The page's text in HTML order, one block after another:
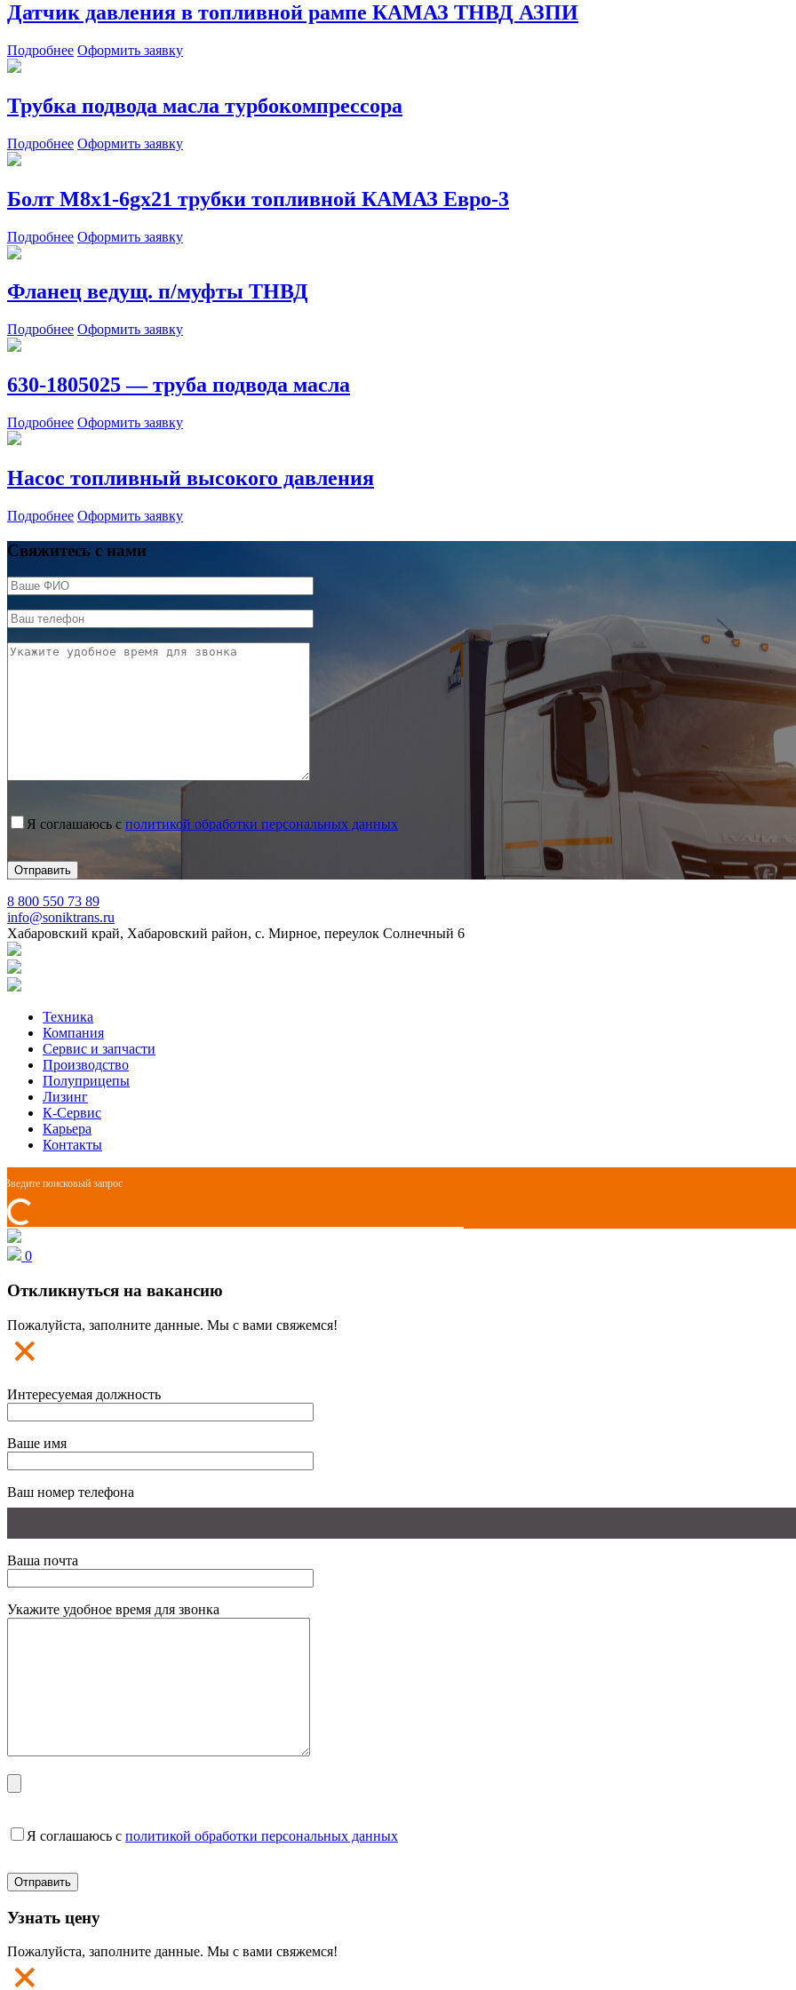
Датчик давления в топливной рампе КАМАЗ ТНВД АЗПИ
Подробнее Оформить заявку
Трубка подвода масла турбокомпрессора
Подробнее Оформить заявку
Болт М8х1-6gх21 трубки топливной КАМАЗ Евро-3
Подробнее Оформить заявку
Фланец ведущ. п/муфты ТНВД
Подробнее Оформить заявку
630-1805025 — труба подвода масла
Подробнее Оформить заявку
Насос топливный высокого давления
Подробнее Оформить заявку
Свяжитесь с нами
Я соглашаюсь с политикой обработки персональных данных
8 800 550 73 89
info@soniktrans.ru
Хабаровский край, Хабаровский район, с. Мирное, переулок Солнечный 6
Техника
Компания
Сервис и запчасти
Производство
Полуприцепы
Лизинг
К-Сервис
Карьера
Контакты
0
Откликнуться на вакансию
Пожалуйста, заполните данные. Мы с вами свяжемся!
Интересуемая должность
Ваше имя
Ваш номер телефона
Ваша почта
Укажите удобное время для звонка
Я соглашаюсь с политикой обработки персональных данных
Узнать цену
Пожалуйста, заполните данные. Мы с вами свяжемся!